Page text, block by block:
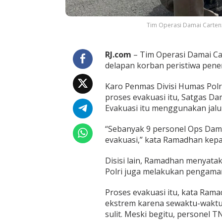
P
e
e
a
k
n
K
K
B
Tim Operasi Damai
RJ.com – Tim Operasi Damai
delapan korban peristiwa
Karo Penmas Divisi Humas
proses evakuasi itu, Satgas
Evakuasi itu menggunakan
“Sebanyak 9 personel Ops
evakuasi,” kata Ramadhan
Disisi lain, Ramadhan
Polri juga melakukan
Proses evakuasi itu, kata
ekstrem karena sewaktu-
sulit. Meski begitu, personel